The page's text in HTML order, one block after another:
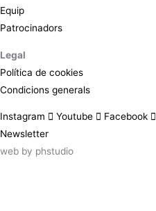
Equip
Patrocinadors
Legal
Política de cookies
Condicions generals
Instagram Youtube Facebook
Newsletter
web by phstudio